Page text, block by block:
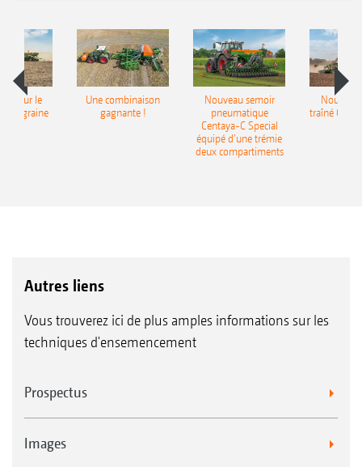
pour le
Une combinaison
gagnante !
Nouveau semoir
pneumatique
Centaya-C Special
équipé d’une trémie
deux compartiments
traîné
Autres liens
Vous trouverez ici de plus amples informations sur les
techniques d'ensemencement
Prospectus
Images